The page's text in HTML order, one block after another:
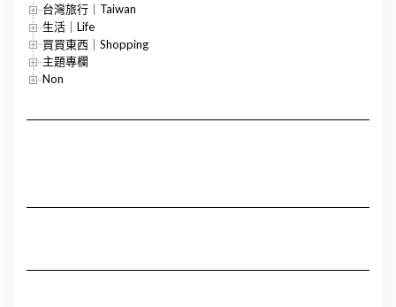
台灣旅行｜Taiwan
生活｜Life
買買東西｜Shopping
主題專欄
Non